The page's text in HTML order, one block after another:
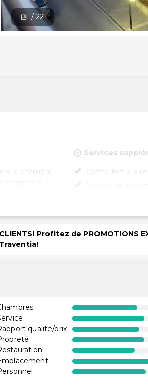
1 /22
la chambre
Services
Coffre-fort à la
Profitez de PROMOTIONS
qualité/prix